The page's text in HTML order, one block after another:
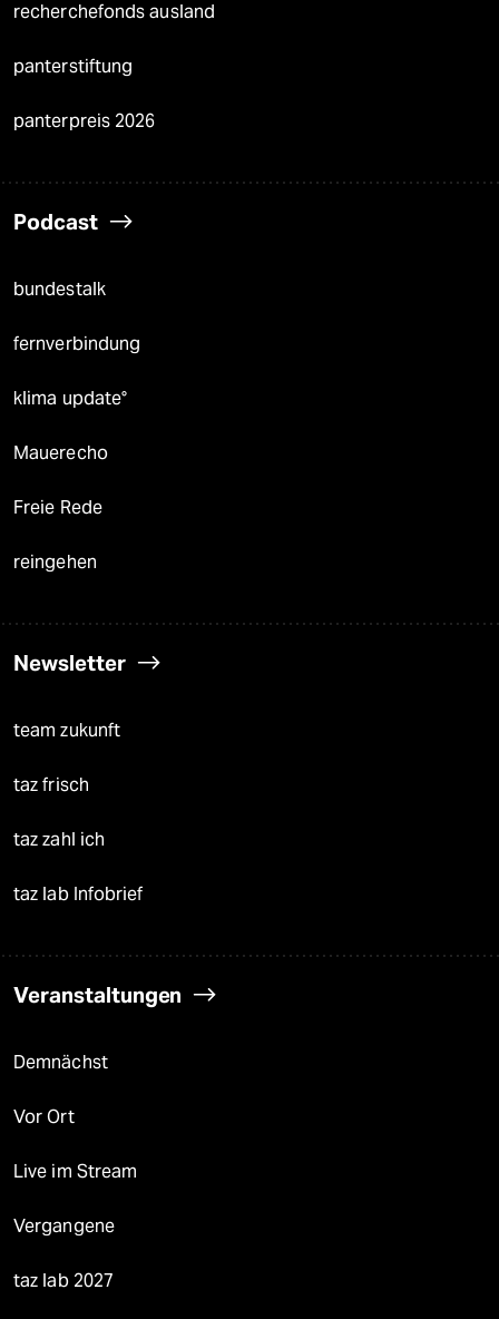
recherchefonds ausland
panterstiftung
panterpreis 2026
Podcast
bundestalk
fernverbindung
klima update°
Mauerecho
Freie Rede
reingehen
Newsletter
team zukunft
taz frisch
taz zahl ich
taz lab Infobrief
Veranstaltungen
Demnächst
Vor Ort
Live im Stream
Vergangene
taz lab 2027